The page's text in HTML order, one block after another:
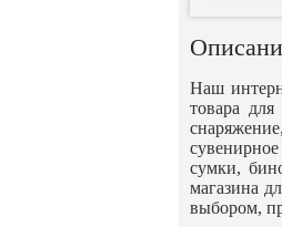
Наш
товара
сумки,
магазина
выбором,